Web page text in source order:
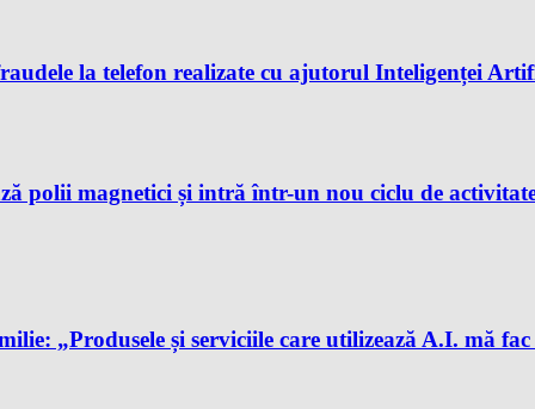
la telefon realizate cu ajutorul Inteligenței
polii magnetici și intră într-un nou ciclu de
„Produsele și serviciile care utilizează A.I. mă fac